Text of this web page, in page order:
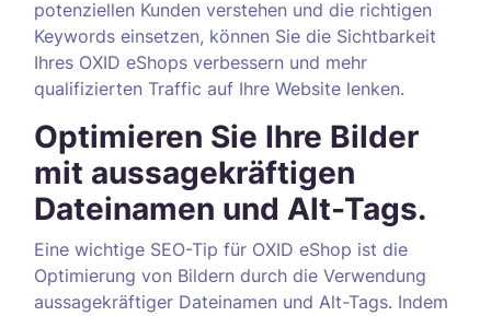
potenziellen Kunden verstehen und die richtigen
Keywords einsetzen, können Sie die Sichtbarkeit
Ihres OXID eShops verbessern und mehr
qualifizierten Traffic auf Ihre Website lenken.
Optimieren Sie Ihre Bilder
mit aussagekräftigen
Dateinamen und Alt-Tags.
Eine wichtige SEO-Tip für OXID eShop ist die
Optimierung von Bildern durch die Verwendung
aussagekräftiger Dateinamen und Alt-Tags. Indem